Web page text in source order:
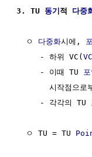
3. TU 동기적 다중
  ㅇ
다중화시에,
     - 하위 VC(
     - 이때 TU
시작점으로
- 각각의 TU
  ㅇ TU = TU